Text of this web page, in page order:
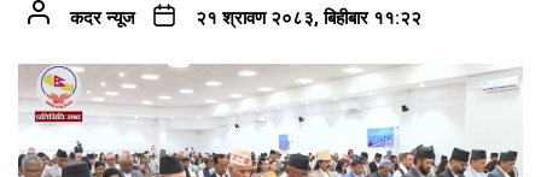
कदर न्यूज २१ श्रावण २०८३, बिहीबार ११:२२